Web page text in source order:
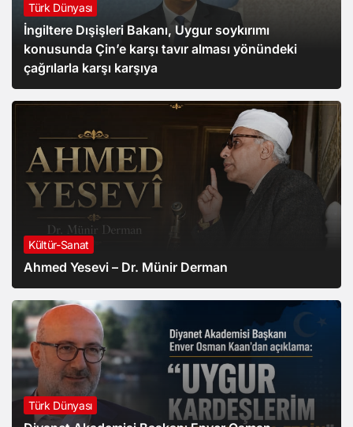
Türk Dünyası
İngiltere Dışişleri Bakanı, Uygur soykırımı
konusunda Çin’e karşı tavır alması yönündeki
çağrılarla karşı karşıya
Kültür-Sanat
Ahmed Yesevi – Dr. Münir Derman
Türk Dünyası